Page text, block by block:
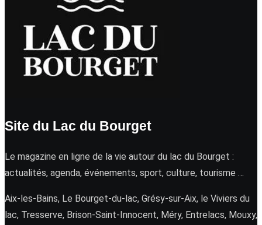
Site du Lac du Bourget
Le magazine en ligne de la vie autour du lac du Bourget :
actualités, agenda, événements, sport, culture, tourisme …
Aix-les-Bains, Le Bourget-du-lac, Grésy-sur-Aix, le Viviers du
lac, Tresserve, Brison-Saint-Innocent, Méry, Entrelacs, Mouxy,